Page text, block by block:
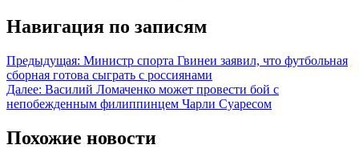
Навигация по записям
Предыдущая: Министр спорта Гвинеи заявил, что футбольная
сборная готова сыграть с россиянами
Далее: Василий Ломаченко может провести бой с
непобежденным филиппинцем Чарли Суаресом
Похожие новости